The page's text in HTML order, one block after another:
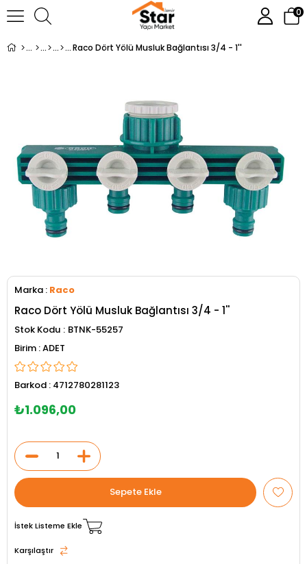
0
Raco Dört Yölü Musluk Bağlantısı 3/4 - 1''
Marka : Raco
Raco Dört Yölü Musluk Bağlantısı 3/4 - 1''
Stok Kodu
BTNK-55257
ADET
Barkod : 4712780281123
₺1.096,00
İstek Listeme Ekle
Karşılaştır